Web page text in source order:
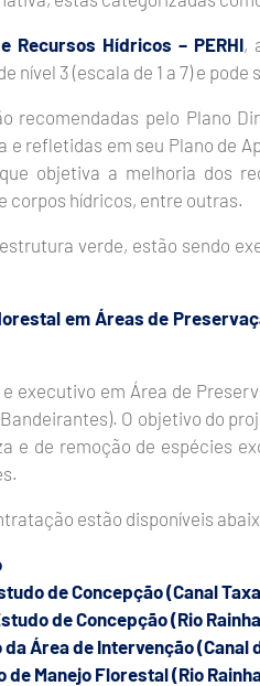
Recursos Hídricos – PERHI,
nível 3 (escala de 1 a 7) e
recomendadas pelo Plano
e refletidas em seu Plano de
que objetiva a melhoria dos
corpos hídricos, entre outras.
verde, estão sendo
em Áreas de
executivo em Área de
O objetivo do
e de remoção de espécies
estão disponíveis
de Concepção (Canal
de Concepção (Rio
Área de Intervenção (Canal
Manejo Florestal (Rio